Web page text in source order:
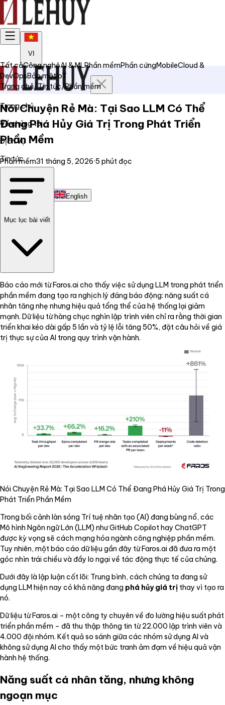
VI
Trang chủ
Về chúng tôi
Dịch vụ
Tin tức
Liên hệ
Tiếng Việt English
Tất cảCông nghệAI & MLPhần mềmPhần cứngMobileCloud &
DevOpsBảo mậtIoT
Trang chủ/Tin tức/Phần mềm
Nói Chuyện Rẻ Mà: Tại Sao LLM Có Thể
Đang Phá Hủy Giá Trị Trong Phát Triển
Phần Mềm
Phần mềm31 tháng 5, 2026·5 phút đọc
Mục lục bài viết
Báo cáo mới từ Faros.ai cho thấy việc sử dụng LLM trong phát triển
phần mềm đang tạo ra nghịch lý đáng báo động: năng suất cá
nhân tăng nhẹ nhưng hiệu quả tổng thể của hệ thống lại giảm
mạnh. Dữ liệu từ hàng chục nghìn lập trình viên chỉ ra rằng thời gian
triển khai kéo dài gấp 5 lần và tỷ lệ lỗi tăng 50%, đặt câu hỏi về giá
trị thực sự của AI trong quy trình vận hành.
Nói Chuyện Rẻ Mà: Tại Sao LLM Có Thể Đang Phá Hủy Giá Trị Trong
Phát Triển Phần Mềm
Trong bối cảnh làn sóng Trí tuệ nhân tạo (AI) đang bùng nổ, các
Mô hình Ngôn ngữ Lớn (LLM) như GitHub Copilot hay ChatGPT
được kỳ vọng sẽ cách mạng hóa ngành công nghiệp phần mềm.
Tuy nhiên, một báo cáo dữ liệu gần đây từ Faros.ai đã đưa ra một
góc nhìn trái chiều và đầy lo ngại về tác động thực tế của chúng.
Dưới đây là lập luận cốt lõi: Trung bình, cách chúng ta đang sử
dụng LLM hiện nay có khả năng đang phá hủy giá trị thay vì tạo ra
nó.
Dữ liệu từ Faros.ai – một công ty chuyên về đo lường hiệu suất phát
triển phần mềm – đã thu thập thông tin từ 22.000 lập trình viên và
4.000 đội nhóm. Kết quả so sánh giữa các nhóm sử dụng AI và
không sử dụng AI cho thấy một bức tranh ảm đạm về hiệu quả vận
hành hệ thống.
Năng suất cá nhân tăng, nhưng không
ngoạn mục